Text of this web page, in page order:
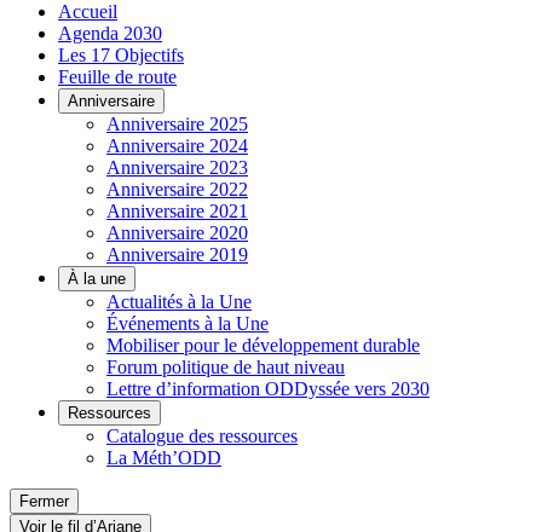
Accueil
Agenda 2030
Les 17 Objectifs
Feuille de route
Anniversaire
Anniversaire 2025
Anniversaire 2024
Anniversaire 2023
Anniversaire 2022
Anniversaire 2021
Anniversaire 2020
Anniversaire 2019
À la une
Actualités à la Une
Événements à la Une
Mobiliser pour le développement durable
Forum politique de haut niveau
Lettre d’information ODDyssée vers 2030
Ressources
Catalogue des ressources
La Méth’ODD
Fermer
Voir le fil d’Ariane